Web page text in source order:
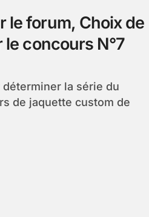
le forum, Choix de
le concours N°7
de jaquette custom de